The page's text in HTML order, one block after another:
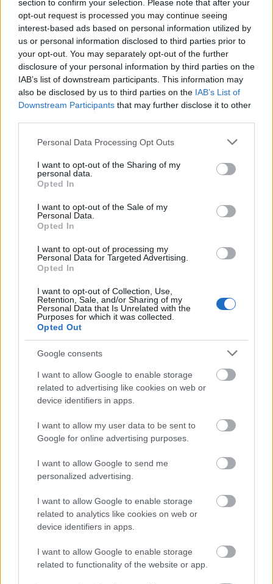
section to confirm your selection. Please note that after your
opt-out request is processed you may continue seeing
interest-based ads based on personal information utilized by
us or personal information disclosed to third parties prior to
your opt-out. You may separately opt-out of the further
disclosure of your personal information by third parties on the
IAB’s list of downstream participants. This information may
also be disclosed by us to third parties on the IAB’s List of
Downstream Participants that may further disclose it to other
Please note that this website/app uses one or more Google
not limited to your visit or usage behaviour. You may click to
grant or deny consent to Google and its third-party tags to
use your data for below specified purposes in below Google
consent section.
Personal Data Processing Opt Outs
I want to opt-out of the Sharing of my
personal data.
Opted In
I want to opt-out of the Sale of my
Personal Data.
Opted In
I want to opt-out of processing my
Personal Data for Targeted Advertising.
Opted In
I want to opt-out of Collection, Use,
Retention, Sale, and/or Sharing of my
Personal Data that Is Unrelated with the
Purposes for which it was collected.
Opted Out
Google consents
I want to allow Google to enable storage
related to advertising like cookies on web or
device identifiers in apps.
I want to allow my user data to be sent to
Google for online advertising purposes.
I want to allow Google to send me
personalized advertising.
I want to allow Google to enable storage
related to analytics like cookies on web or
device identifiers in apps.
I want to allow Google to enable storage
related to functionality of the website or app.
teszem, amelyek p̶u̶c̶é̶r̶n̶ő̶k̶e̶t̶ ̶á̶b̶r̶á̶z̶o̶l̶n̶a̶k̶ valamiért
megérintettek, és időnként utána nyomozok a
Zinternetben, hátha megtalálom a ház többi részét
is. Így került ez a mai svéd ház is a…
Ausztrál kisszínesek
KentaurBen•2014. szeptember 23.
Sokszor olvasom a kommentek között, hogy
hiányoljátok a színeket az általam bemutatott
lakásokból. Valójában az van, hogy nagyon ritkán
találok olyat, ahol szépen, kiegyensúlyozottan
képesek sok színt egyszerre "tálalni", olyat, ami
színes, de nem uralkodó, színekkel teli, de…
KentaurBen•2014. szeptember 16.
Egyilyetatelekre sorozatunkba passzol a mai dán kis
kulipintyó, az időzítés tökéletes, most, mikor lassan
mindenki épphogy hazacuccol a kis vidéki
nyaralójából. (vagyis gáz, villany lekapcs,
vízvezetékek víztelenítve, romlandó dolgok
elfogyasztása/hazahozása, kitakarrítás…
Skandináv otthonra vágysz? Így
rendezd be a lakásod.
KentaurBen•2014. szeptember 12.
Első lépésben szögezzük le, ha kikopipésztelsz egy
IKEA katalógus-oldalt, attól nem lesz IGAZI
rajongóknak az már túl sok, túl színes és túl
sorozatgyártott. Vegyük tehát szép sorba azokat a
jellegzetességeket,…